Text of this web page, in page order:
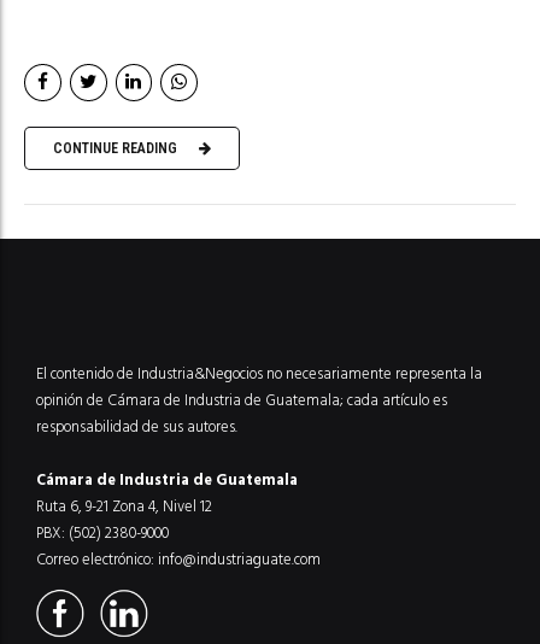
CONTINUE READING
El contenido de Industria&Negocios no necesariamente representa la
opinión de Cámara de Industria de Guatemala; cada artículo es
responsabilidad de sus autores.
Cámara de Industria de Guatemala
Ruta 6, 9-21 Zona 4, Nivel 12
PBX: (502) 2380-9000
Correo electrónico: info@industriaguate.com